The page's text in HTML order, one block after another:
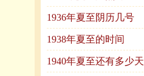
1936年夏至阴历几号
1938年夏至的时间
1940年夏至还有多少天